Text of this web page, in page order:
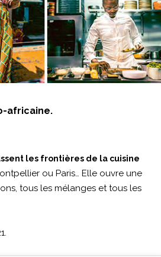
africaine.
les frontières de la cuisine
ou Paris… Elle ouvre une
tous les mélanges et tous les